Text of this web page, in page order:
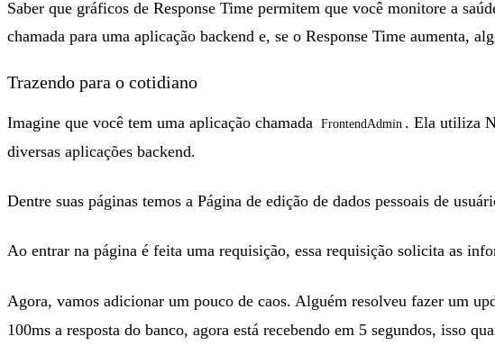
Saber que gráficos de Response Time permitem que você monitore a
chamada para uma aplicação backend e, se o Response Time aumenta,
Trazendo para o cotidiano
Imagine que você tem uma aplicação chamada FrontendAdmin . Ela utiliza
diversas aplicações backend.
Dentre suas páginas temos a Página de edição de dados pessoais de
Ao entrar na página é feita uma requisição, essa requisição solicita as
Agora, vamos adicionar um pouco de caos. Alguém resolveu fazer um
100ms a resposta do banco, agora está recebendo em 5 segundos, isso